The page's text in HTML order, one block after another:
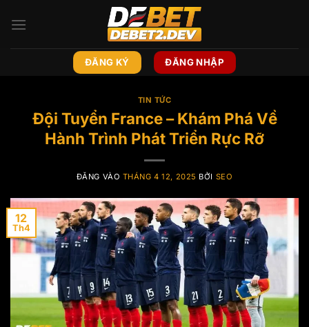
qua
ĐĂNG KÝ ĐĂNG NHẬP
TIN TỨC
Đội Tuyển France – Khám Phá Về
Hành Trình Phát Triển Rực Rỡ
ĐĂNG VÀO THÁNG 4 12, 2025 BỞI SEO
12
Th4